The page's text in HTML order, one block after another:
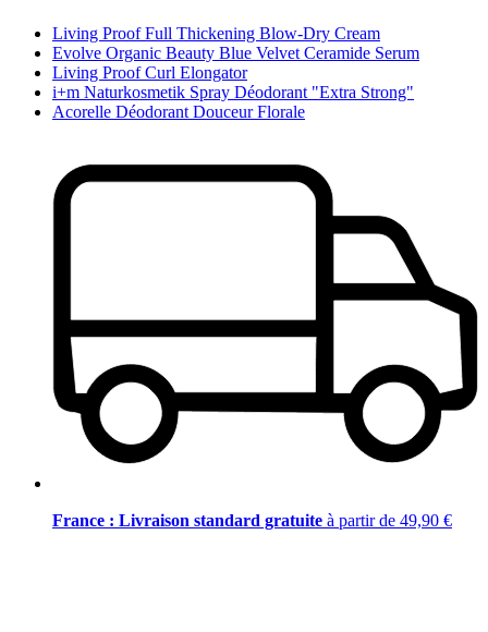
Living Proof Full Thickening Blow-Dry Cream
Evolve Organic Beauty Blue Velvet Ceramide Serum
Living Proof Curl Elongator
i+m Naturkosmetik Spray Déodorant "Extra Strong"
Acorelle Déodorant Douceur Florale
France : Livraison standard gratuite à partir de 49,90 €